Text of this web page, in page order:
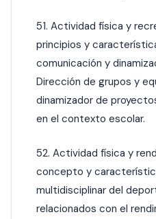
51. Actividad física y
principios y
comunicación y
Dirección de grupos y
dinamizador de
en el contexto escolar.
52. Actividad física y
concepto y
multidisciplinar del
relacionados con el